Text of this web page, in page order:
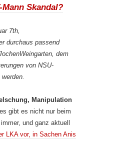
Skandal?
7th,
durchaus passend
dem
von NSU-
Manipulation
gibt es nicht nur beim
und ganz aktuell
LKA vor, in Sachen Anis